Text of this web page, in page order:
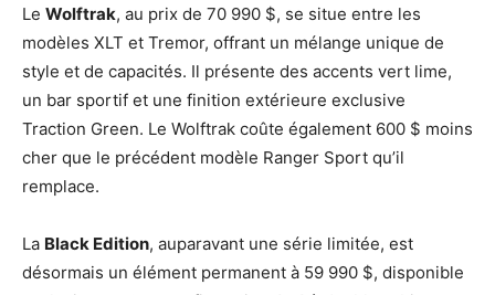
Le Wolftrak, au prix de 70 990 $, se situe entre les
modèles XLT et Tremor, offrant un mélange unique de
style et de capacités. Il présente des accents vert lime,
un bar sportif et une finition extérieure exclusive
Traction Green. Le Wolftrak coûte également 600 $ moins
cher que le précédent modèle Ranger Sport qu’il
remplace.
La Black Edition, auparavant une série limitée, est
désormais un élément permanent à 59 990 $, disponible